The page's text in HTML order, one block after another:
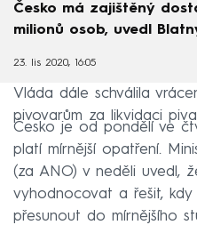
Česko má zajištěný
milionů osob, uvedl
23. lis 2020, 16:05
Vláda dále schválila
pivovarům za likvidaci
Česko je od pondělí ve
platí mírnější opatření.
(za ANO) v neděli uvedl,
vyhodnocovat a řešit, kdy
přesunout do mírnějšího